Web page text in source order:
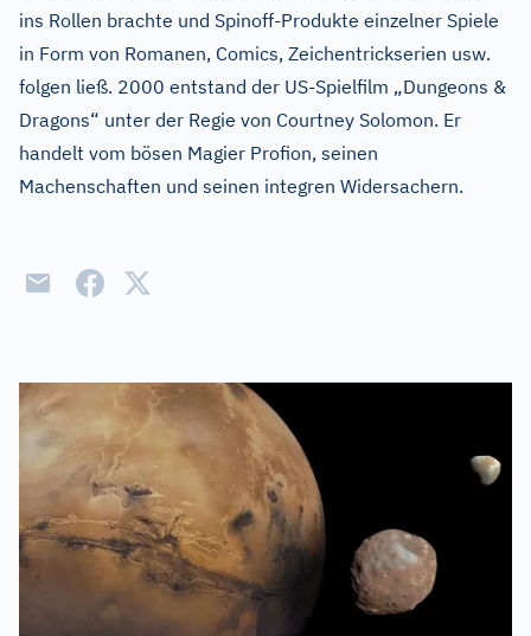
ins Rollen brachte und Spinoff-Produkte einzelner Spiele
in Form von Romanen, Comics, Zeichentrickserien usw.
folgen ließ. 2000 entstand der US-Spielfilm „Dungeons &
Dragons“ unter der Regie von Courtney Solomon. Er
handelt vom bösen Magier Profion, seinen
Machenschaften und seinen integren Widersachern.